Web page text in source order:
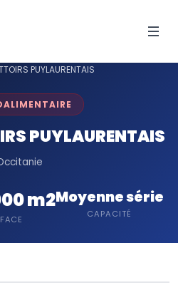
PUYLAURENTAIS
PUYLAURENTAIS
m2Moyenne série
CAPACITÉ